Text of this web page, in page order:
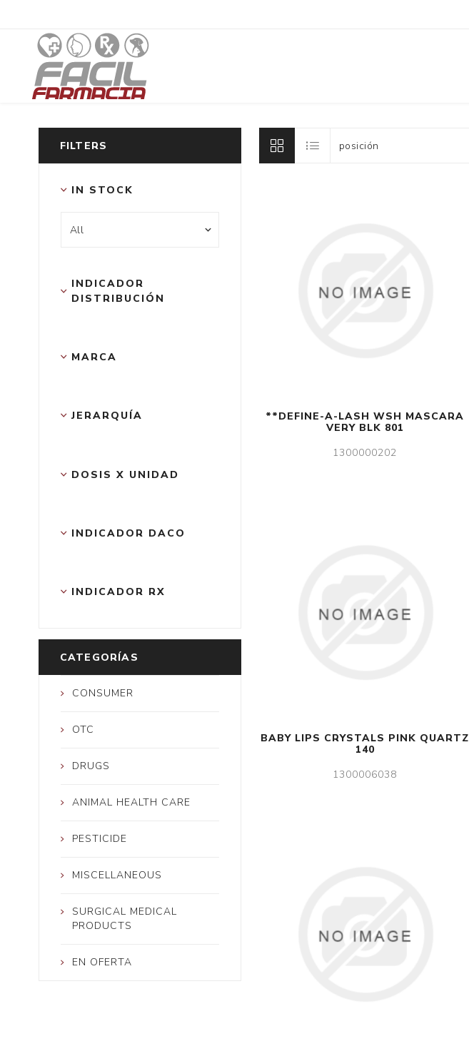
**DEFINE-A-LASH WSH MASCARA
VERY BLK 801
1300000202
BABY LIPS CRYSTALS PINK QUARTZ
140
1300006038
FILTERS
IN STOCK
INDICADOR
DISTRIBUCIÓN
MARCA
JERARQUÍA
DOSIS X UNIDAD
INDICADOR DACO
INDICADOR RX
CATEGORÍAS
CONSUMER
OTC
DRUGS
ANIMAL HEALTH CARE
PESTICIDE
MISCELLANEOUS
SURGICAL MEDICAL
PRODUCTS
EN OFERTA